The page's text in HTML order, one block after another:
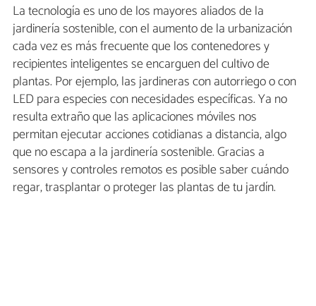
La tecnología es uno de los mayores aliados de la
jardinería sostenible, con el aumento de la urbanización
cada vez es más frecuente que los contenedores y
recipientes inteligentes se encarguen del cultivo de
plantas. Por ejemplo, las jardineras con autorriego o con
LED para especies con necesidades específicas. Ya no
resulta extraño que las aplicaciones móviles nos
permitan ejecutar acciones cotidianas a distancia, algo
que no escapa a la jardinería sostenible. Gracias a
sensores y controles remotos es posible saber cuándo
regar, trasplantar o proteger las plantas de tu jardín.